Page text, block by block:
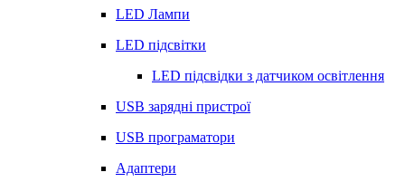
LED Лампи
LED підсвітки
LED підсвідки з датчиком освітлення
USB зарядні пристрої
USB програматори
Адаптери